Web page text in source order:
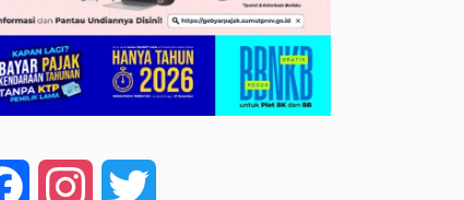
Facebook Instagram